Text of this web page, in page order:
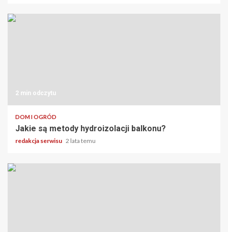
2 min odczytu
DOM I OGRÓD
Jakie są metody hydroizolacji balkonu?
redakcja serwisu 2 lata temu